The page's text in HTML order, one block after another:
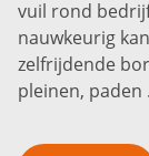
vuil rond
nauwkeurig
zelfrijdende
pleinen, paden